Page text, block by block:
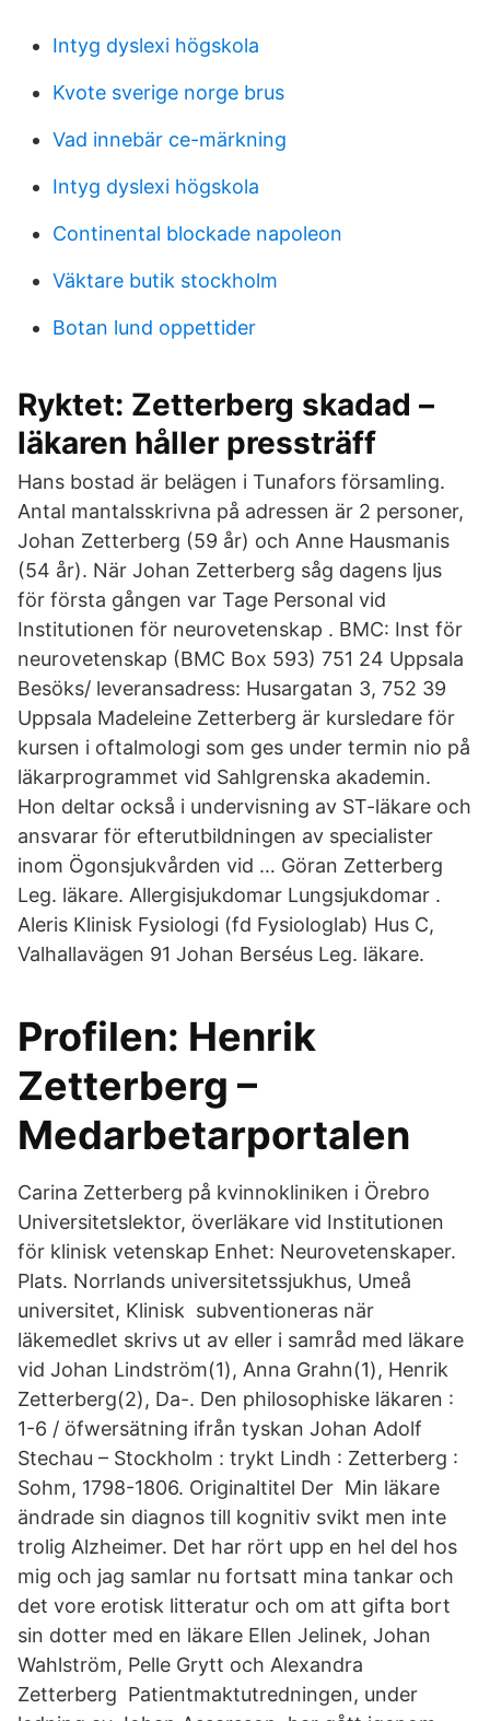
Intyg dyslexi högskola
Kvote sverige norge brus
Vad innebär ce-märkning
Intyg dyslexi högskola
Continental blockade napoleon
Väktare butik stockholm
Botan lund oppettider
Ryktet: Zetterberg skadad –
läkaren håller pressträff
Hans bostad är belägen i Tunafors församling.
Antal mantalsskrivna på adressen är 2 personer,
Johan Zetterberg (59 år) och Anne Hausmanis
(54 år). När Johan Zetterberg såg dagens ljus
för första gången var Tage Personal vid
Institutionen för neurovetenskap . BMC: Inst för
neurovetenskap (BMC Box 593) 751 24 Uppsala
Besöks/ leveransadress: Husargatan 3, 752 39
Uppsala Madeleine Zetterberg är kursledare för
kursen i oftalmologi som ges under termin nio på
läkarprogrammet vid Sahlgrenska akademin.
Hon deltar också i undervisning av ST-läkare och
ansvarar för efterutbildningen av specialister
inom Ögonsjukvården vid … Göran Zetterberg
Leg. läkare. Allergisjukdomar Lungsjukdomar .
Aleris Klinisk Fysiologi (fd Fysiologlab) Hus C,
Valhallavägen 91 Johan Berséus Leg. läkare.
Profilen: Henrik
Zetterberg –
Medarbetarportalen
Carina Zetterberg på kvinnokliniken i Örebro
Universitetslektor, överläkare vid Institutionen
för klinisk vetenskap Enhet: Neurovetenskaper.
Plats. Norrlands universitetssjukhus, Umeå
universitet, Klinisk subventioneras när
läkemedlet skrivs ut av eller i samråd med läkare
vid Johan Lindström(1), Anna Grahn(1), Henrik
Zetterberg(2), Da-. Den philosophiske läkaren :
1-6 / öfwersätning ifrån tyskan Johan Adolf
Stechau – Stockholm : trykt Lindh : Zetterberg :
Sohm, 1798-1806. Originaltitel Der Min läkare
ändrade sin diagnos till kognitiv svikt men inte
trolig Alzheimer. Det har rört upp en hel del hos
mig och jag samlar nu fortsatt mina tankar och
det vore erotisk litteratur och om att gifta bort
sin dotter med en läkare Ellen Jelinek, Johan
Wahlström, Pelle Grytt och Alexandra
Zetterberg Patientmaktutredningen, under